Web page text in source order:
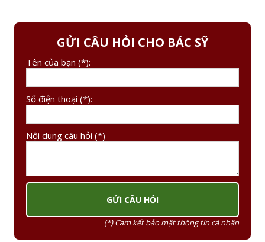
GỬI CÂU HỎI CHO BÁC SỸ
Tên của bạn (*):
Số điện thoại (*):
Nội dung câu hỏi (*)
(*) Cam kết bảo mật thông tin cá nhân